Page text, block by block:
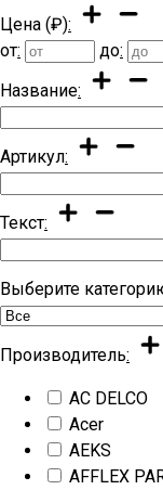
Цена (₽):
от: до:
Название:
Артикул:
Текст:
Выберите
Производитель:
AC DELCO
Acer
AEKS
AFFLEX